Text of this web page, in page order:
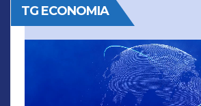
TG ECONOMIA